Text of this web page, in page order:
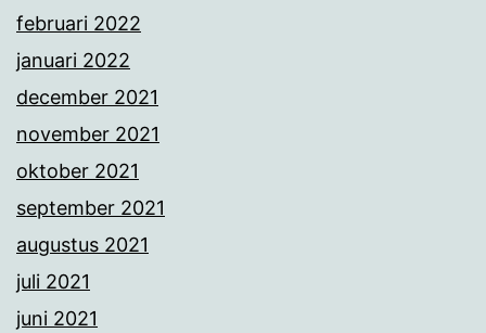
februari 2022
januari 2022
december 2021
november 2021
oktober 2021
september 2021
augustus 2021
juli 2021
juni 2021